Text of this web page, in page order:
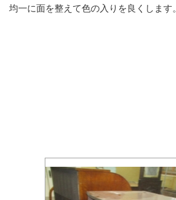
均一に面を整えて色の入りを良くします。